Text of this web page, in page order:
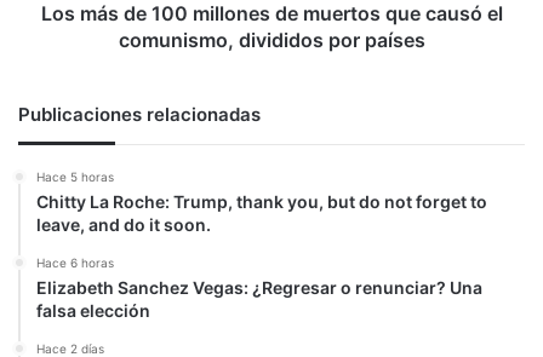
países
Los más de 100 millones de muertos que causó el
comunismo, divididos por países
Publicaciones relacionadas
Hace 5 horas
Chitty La Roche: Trump, thank you, but do not forget to
leave, and do it soon.
Hace 6 horas
Elizabeth Sanchez Vegas: ¿Regresar o renunciar? Una
falsa elección
Hace 2 días